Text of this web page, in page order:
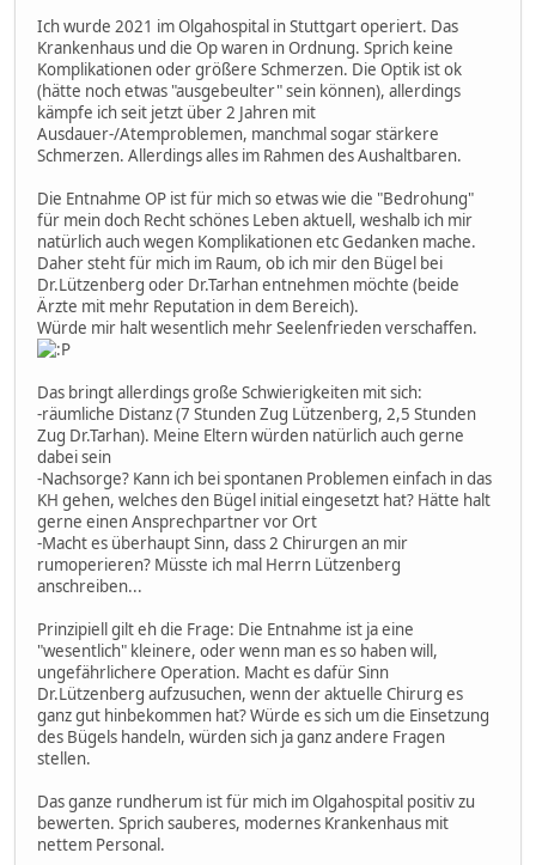
Ich wurde 2021 im Olgahospital in Stuttgart operiert. Das
Krankenhaus und die Op waren in Ordnung. Sprich keine
Komplikationen oder größere Schmerzen. Die Optik ist ok
(hätte noch etwas "ausgebeulter" sein können), allerdings
kämpfe ich seit jetzt über 2 Jahren mit
Ausdauer-/Atemproblemen, manchmal sogar stärkere
Schmerzen. Allerdings alles im Rahmen des Aushaltbaren.
Die Entnahme OP ist für mich so etwas wie die "Bedrohung"
für mein doch Recht schönes Leben aktuell, weshalb ich mir
natürlich auch wegen Komplikationen etc Gedanken mache.
Daher steht für mich im Raum, ob ich mir den Bügel bei
Dr.Lützenberg oder Dr.Tarhan entnehmen möchte (beide
Ärzte mit mehr Reputation in dem Bereich).
Würde mir halt wesentlich mehr Seelenfrieden verschaffen.
Das bringt allerdings große Schwierigkeiten mit sich:
-räumliche Distanz (7 Stunden Zug Lützenberg, 2,5 Stunden
Zug Dr.Tarhan). Meine Eltern würden natürlich auch gerne
dabei sein
-Nachsorge? Kann ich bei spontanen Problemen einfach in das
KH gehen, welches den Bügel initial eingesetzt hat? Hätte halt
gerne einen Ansprechpartner vor Ort
-Macht es überhaupt Sinn, dass 2 Chirurgen an mir
rumoperieren? Müsste ich mal Herrn Lützenberg
anschreiben...
Prinzipiell gilt eh die Frage: Die Entnahme ist ja eine
"wesentlich" kleinere, oder wenn man es so haben will,
ungefährlichere Operation. Macht es dafür Sinn
Dr.Lützenberg aufzusuchen, wenn der aktuelle Chirurg es
ganz gut hinbekommen hat? Würde es sich um die Einsetzung
des Bügels handeln, würden sich ja ganz andere Fragen
stellen.
Das ganze rundherum ist für mich im Olgahospital positiv zu
bewerten. Sprich sauberes, modernes Krankenhaus mit
nettem Personal.